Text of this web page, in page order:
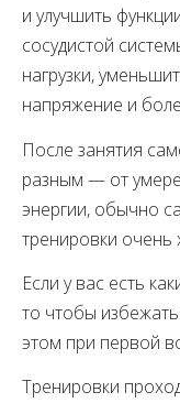
и улучшить
сосудистой
нагрузки,
напряжение и
После занятия
разным — от
энергии, обычно
тренировки
Если у вас есть
то чтобы
этом при первой
Тренировки